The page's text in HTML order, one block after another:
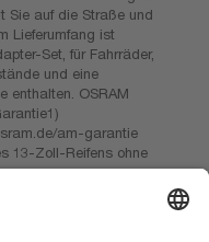
Sie auf die Straße und
Lieferumfang ist
Set, für Fahrräder,
und eine
enthalten. OSRAM
am-garantie
13-Zoll-Reifens ohne
der Reifen auf den
Reifen